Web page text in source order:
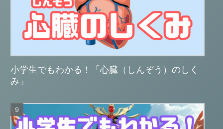
小学生でもわかる！「心臓（しんぞう）のしく
み」